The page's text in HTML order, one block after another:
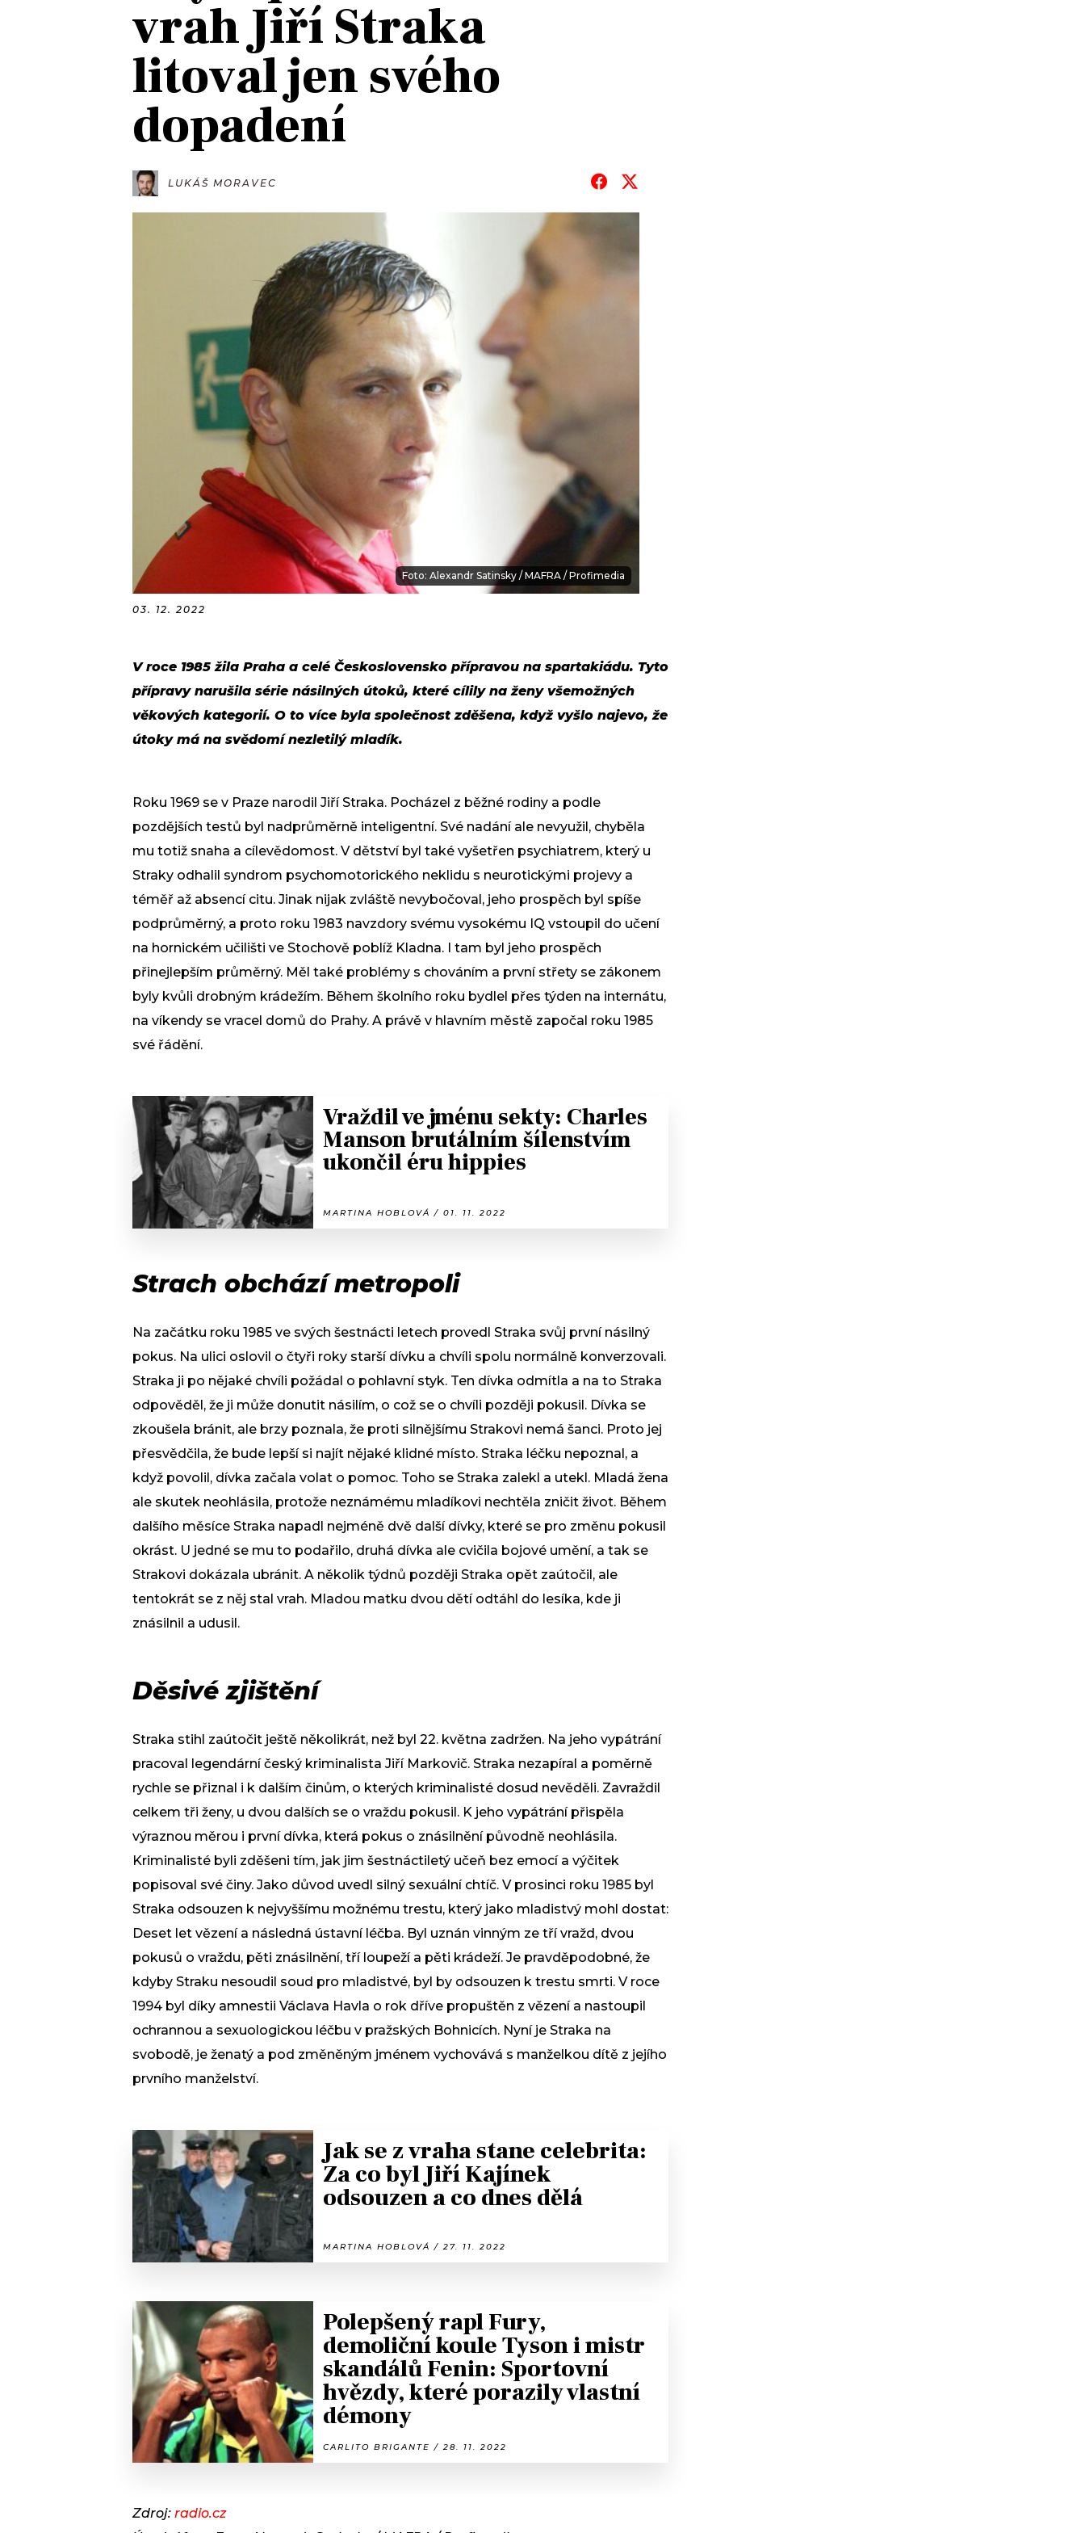
JAK NALADIT
RÁDIO
APLIKACE
PROGRAM
PLAYLIST
JAK NALADIT
vrah Jiří Straka
litoval jen svého
dopadení
LUKÁŠ MORAVEC
Foto: Alexandr Satinsky / MAFRA / Profimedia
03. 12. 2022
V roce 1985 žila Praha a celé Československo přípravou na spartakiádu. Tyto
přípravy narušila série násilných útoků, které cílily na ženy všemožných
věkových kategorií. O to více byla společnost zděšena, když vyšlo najevo, že
útoky má na svědomí nezletilý mladík.
Roku 1969 se v Praze narodil Jiří Straka. Pocházel z běžné rodiny a podle
pozdějších testů byl nadprůměrně inteligentní. Své nadání ale nevyužil, chyběla
mu totiž snaha a cílevědomost. V dětství byl také vyšetřen psychiatrem, který u
Straky odhalil syndrom psychomotorického neklidu s neurotickými projevy a
téměř až absencí citu. Jinak nijak zvláště nevybočoval, jeho prospěch byl spíše
podprůměrný, a proto roku 1983 navzdory svému vysokému IQ vstoupil do učení
na hornickém učilišti ve Stochově poblíž Kladna. I tam byl jeho prospěch
přinejlepším průměrný. Měl také problémy s chováním a první střety se zákonem
byly kvůli drobným krádežím. Během školního roku bydlel přes týden na internátu,
na víkendy se vracel domů do Prahy. A právě v hlavním městě započal roku 1985
své řádění.
Vraždil ve jménu sekty: Charles
Manson brutálním šílenstvím
ukončil éru hippies
MARTINA HOBLOVÁ / 01. 11. 2022
Strach obchází metropoli
Na začátku roku 1985 ve svých šestnácti letech provedl Straka svůj první násilný
pokus. Na ulici oslovil o čtyři roky starší dívku a chvíli spolu normálně konverzovali.
Straka ji po nějaké chvíli požádal o pohlavní styk. Ten dívka odmítla a na to Straka
odpověděl, že ji může donutit násilím, o což se o chvíli později pokusil. Dívka se
zkoušela bránit, ale brzy poznala, že proti silnějšímu Strakovi nemá šanci. Proto jej
přesvědčila, že bude lepší si najít nějaké klidné místo. Straka léčku nepoznal, a
když povolil, dívka začala volat o pomoc. Toho se Straka zalekl a utekl. Mladá žena
ale skutek neohlásila, protože neznámému mladíkovi nechtěla zničit život. Během
dalšího měsíce Straka napadl nejméně dvě další dívky, které se pro změnu pokusil
okrást. U jedné se mu to podařilo, druhá dívka ale cvičila bojové umění, a tak se
Strakovi dokázala ubránit. A několik týdnů později Straka opět zaútočil, ale
tentokrát se z něj stal vrah. Mladou matku dvou dětí odtáhl do lesíka, kde ji
znásilnil a udusil.
Děsivé zjištění
Straka stihl zaútočit ještě několikrát, než byl 22. května zadržen. Na jeho vypátrání
pracoval legendární český kriminalista Jiří Markovič. Straka nezapíral a poměrně
rychle se přiznal i k dalším činům, o kterých kriminalisté dosud nevěděli. Zavraždil
celkem tři ženy, u dvou dalších se o vraždu pokusil. K jeho vypátrání přispěla
výraznou měrou i první dívka, která pokus o znásilnění původně neohlásila.
Kriminalisté byli zděšeni tím, jak jim šestnáctiletý učeň bez emocí a výčitek
popisoval své činy. Jako důvod uvedl silný sexuální chtíč. V prosinci roku 1985 byl
Straka odsouzen k nejvyššímu možnému trestu, který jako mladistvý mohl dostat:
Deset let vězení a následná ústavní léčba. Byl uznán vinným ze tří vražd, dvou
pokusů o vraždu, pěti znásilnění, tří loupeží a pěti krádeží. Je pravděpodobné, že
kdyby Straku nesoudil soud pro mladistvé, byl by odsouzen k trestu smrti. V roce
1994 byl díky amnestii Václava Havla o rok dříve propuštěn z vězení a nastoupil
ochrannou a sexuologickou léčbu v pražských Bohnicích. Nyní je Straka na
svobodě, je ženatý a pod změněným jménem vychovává s manželkou dítě z jejího
prvního manželství.
Jak se z vraha stane celebrita:
Za co byl Jiří Kajínek
odsouzen a co dnes dělá
MARTINA HOBLOVÁ / 27. 11. 2022
Polepšený rapl Fury,
demoliční koule Tyson i mistr
skandálů Fenin: Sportovní
hvězdy, které porazily vlastní
démony
CARLITO BRIGANTE / 28. 11. 2022
Zdroj: radio.cz